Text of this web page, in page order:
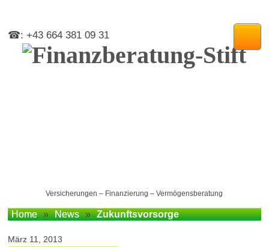
☎: +43 664 381 09 31
Versicherungen – Finanzierung – Vermögensberatung
Home » News » Zukunftsvorsorge
März 11, 2013